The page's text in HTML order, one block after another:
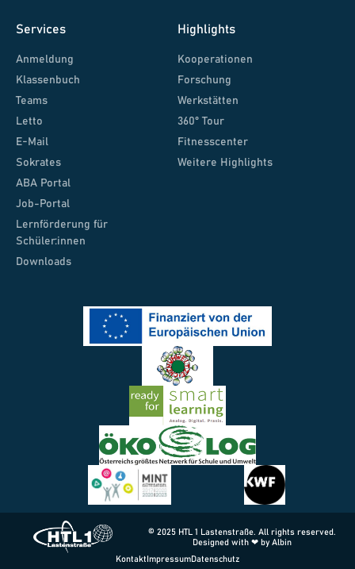
Services
Anmeldung
Klassenbuch
Teams
Letto
E-Mail
Sokrates
ABA Portal
Job-Portal
Lernförderung für
Schüler:innen
Downloads
Highlights
Kooperationen
Forschung
Werkstätten
360° Tour
Fitnesscenter
Weitere Highlights
© 2025 HTL 1 Lastenstraße. All rights reserved.
Designed with ❤ by Albin
KontaktImpressumDatenschutz